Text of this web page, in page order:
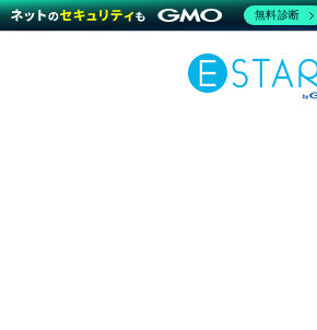
無料診断